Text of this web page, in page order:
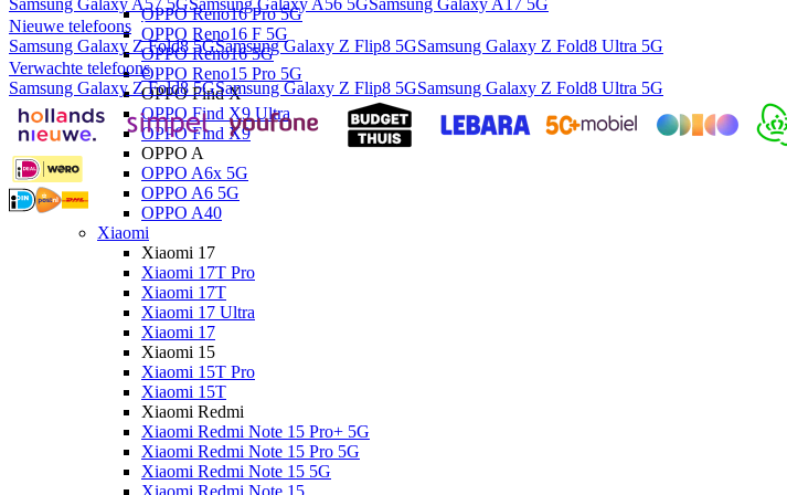
OPPO Reno16 Pro 5G
OPPO Reno16 F 5G
OPPO Reno16 5G
OPPO Reno15 Pro 5G
OPPO Find X
OPPO Find X9 Ultra
OPPO Find X9
OPPO A
OPPO A6x 5G
OPPO A6 5G
OPPO A40
Xiaomi
Xiaomi 17
Xiaomi 17T Pro
Xiaomi 17T
Xiaomi 17 Ultra
Xiaomi 17
Xiaomi 15
Xiaomi 15T Pro
Xiaomi 15T
Xiaomi Redmi
Xiaomi Redmi Note 15 Pro+ 5G
Xiaomi Redmi Note 15 Pro 5G
Xiaomi Redmi Note 15 5G
Xiaomi Redmi Note 15
Nieuwe telefoons
Samsung Galaxy Z Fold8 5GSamsung Galaxy Z Flip8 5GSamsung Galaxy Z Fold8 Ultra 5G
Verwachte telefoons
Samsung Galaxy Z Fold8 5GSamsung Galaxy Z Flip8 5GSamsung Galaxy Z Fold8 Ultra 5G